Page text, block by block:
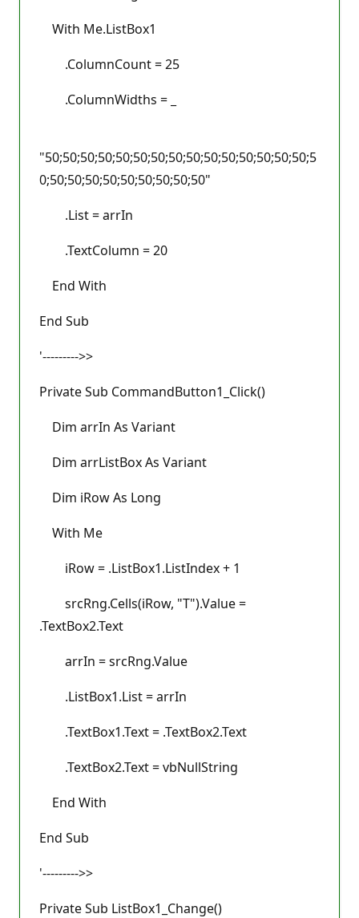
With Me.ListBox1
.ColumnCount = 25
.ColumnWidths = _
"50;50;50;50;50;50;50;50;50;50;50;50;50;50;50;5
0;50;50;50;50;50;50;50;50;50"
.List = arrIn
.TextColumn = 20
End With
End Sub
'--------->>
Private Sub CommandButton1_Click()
Dim arrIn As Variant
Dim arrListBox As Variant
Dim iRow As Long
With Me
iRow = .ListBox1.ListIndex + 1
srcRng.Cells(iRow, "T").Value =
.TextBox2.Text
arrIn = srcRng.Value
.ListBox1.List = arrIn
.TextBox1.Text = .TextBox2.Text
.TextBox2.Text = vbNullString
End With
End Sub
'--------->>
Private Sub ListBox1_Change()